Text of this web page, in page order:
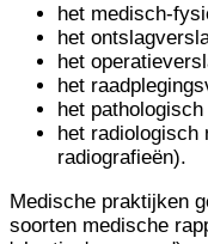
het medisch-
het
het
het
het
het radiologisch
radiografieën).
Medische praktijken
soorten medische